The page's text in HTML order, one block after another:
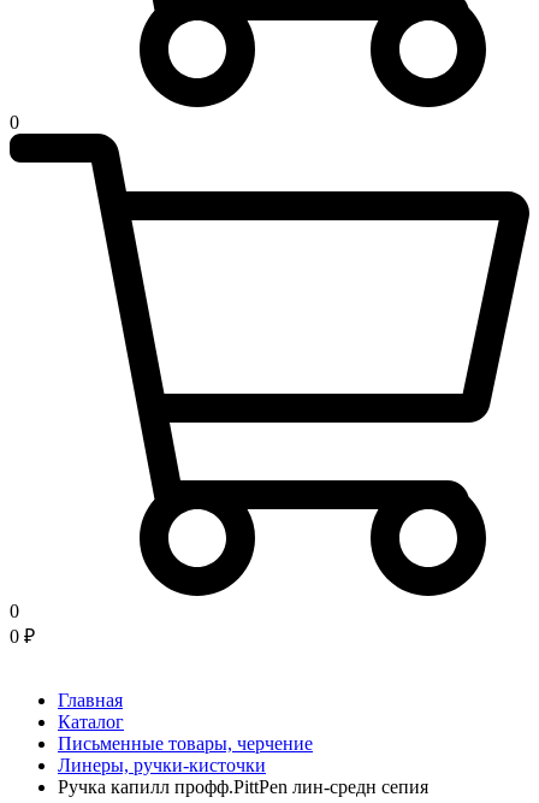
0
0
0 ₽
Главная
Каталог
Письменные товары, черчение
Линеры, ручки-кисточки
Ручка капилл профф.PittPen лин-средн сепия